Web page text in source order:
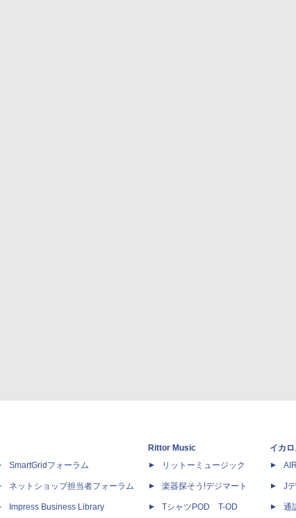
SmartGridフォーラム
ネットショップ担当者フォーラム
Impress Business Library
Rittor Music
リットーミュージック
楽器探そう!デジマート
TシャツPOD T-OD
イカ
J
通